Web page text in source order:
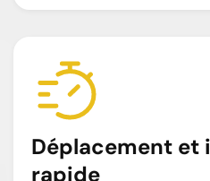
Déplacement et
rapide